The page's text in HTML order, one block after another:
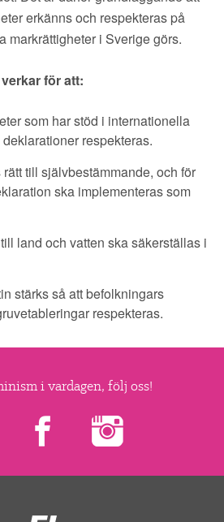
erkänns och respekteras på
markrättigheter i Sverige görs.
för att:
som har stöd i internationella
respekteras.
till självbestämmande, och för
ska implementeras som
land och vatten ska säkerställas i
stärks så att befolkningars
respekteras.
i vardagen, följ oss!